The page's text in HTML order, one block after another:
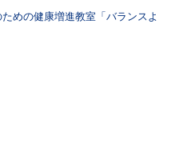
めの健康増進教室「バランスよ